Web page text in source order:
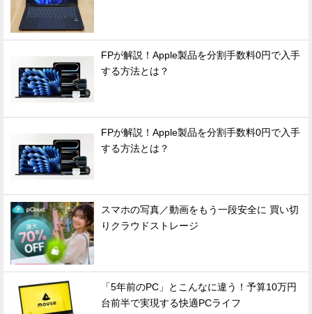
FPが解説！Apple製品を分割手数料0円で入手
する方法とは？
FPが解説！Apple製品を分割手数料0円で入手
する方法とは？
スマホの写真／動画をもう一段安全に 買い切
りクラウドストレージ
「5年前のPC」とこんなに違う！予算10万円
台前半で実現する快適PCライフ